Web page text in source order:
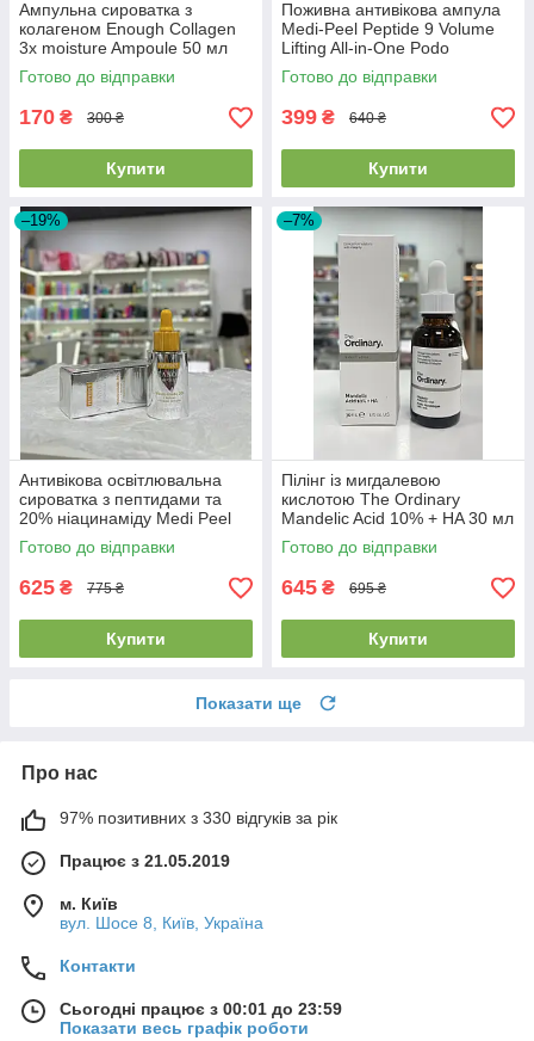
Ампульна сироватка з
колагеном Enough Collagen
3x moisture Ampoule 50 мл
Готово до відправки
170 ₴ 300 ₴
Купити
Поживна антивікова ампула
Medi-Peel Peptide 9 Volume
Lifting All-in-One Podo
Ampoule Pro 30 мл
Готово до відправки
399 ₴ 640 ₴
Купити
–19%
Антивікова освітлювальна
сироватка з пептидами та
20% ніацинаміду Medi Peel
Peptide 9 Vitanol Ampoule Pro
Готово до відправки
625 ₴ 775 ₴
Купити
–7%
Пілінг із мигдалевою
кислотою The Ordinary
Mandelic Acid 10% + HA 30 мл
Готово до відправки
645 ₴ 695 ₴
Купити
Показати ще
Про нас
97% позитивних з 330 відгуків за рік
Працює з 21.05.2019
м. Київ
вул. Шосе 8, Київ, Україна
Контакти
Сьогодні працює з 00:01 до 23:59
Показати весь графік роботи